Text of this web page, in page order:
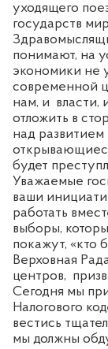
уходящего
государств
понимают, на
экономики не
современной
нам, и власти,
отложить в
над развитием
будет
Уважаемые
ваши
работать
выборы,
покажут, «кто
Верховная
центров,
Сегодня мы
Налогового
вестись
мы должны